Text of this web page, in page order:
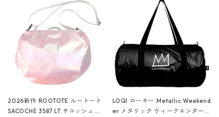
2026新作 ROOTOTE ルートート
SACOCHE 3587 LT.サコッシュ.ル
LOQI ローキー Metallic Weekend
er メタリック ウィークエンダー